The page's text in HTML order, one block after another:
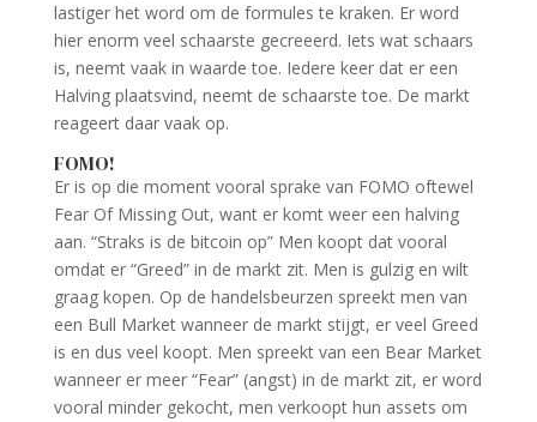
lastiger het word om de formules te kraken. Er word
hier enorm veel schaarste gecreeerd. Iets wat schaars
is, neemt vaak in waarde toe. Iedere keer dat er een
Halving plaatsvind, neemt de schaarste toe. De markt
reageert daar vaak op.
FOMO!
Er is op die moment vooral sprake van FOMO oftewel
Fear Of Missing Out, want er komt weer een halving
aan. “Straks is de bitcoin op” Men koopt dat vooral
omdat er “Greed” in de markt zit. Men is gulzig en wilt
graag kopen. Op de handelsbeurzen spreekt men van
een Bull Market wanneer de markt stijgt, er veel Greed
is en dus veel koopt. Men spreekt van een Bear Market
wanneer er meer “Fear” (angst) in de markt zit, er word
vooral minder gekocht, men verkoopt hun assets om